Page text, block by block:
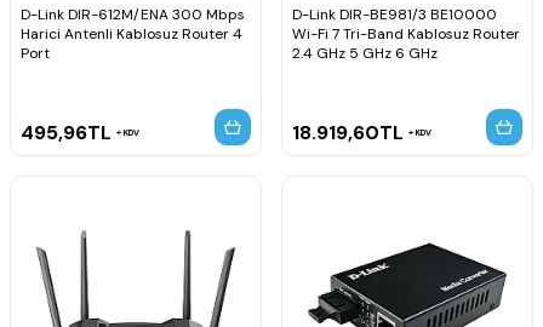
D-Link DIR-612M/ENA 300 Mbps
Harici Antenli Kablosuz Router 4
Port
495,96TL KDV
D-Link DIR-BE981/3 BE10000
Wi-Fi 7 Tri-Band Kablosuz Router
2.4 GHz 5 GHz 6 GHz
18.919,60TL KDV